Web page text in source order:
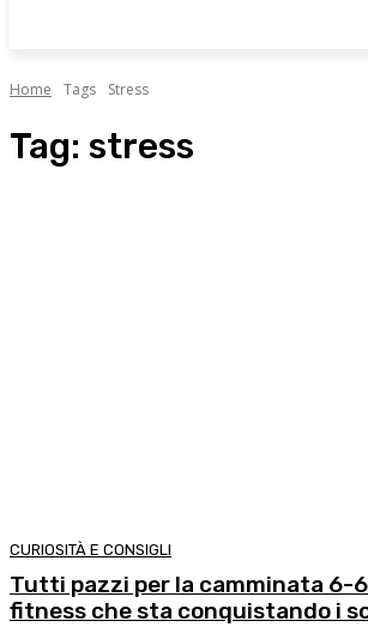
Home Tags Stress
Tag: stress
CURIOSITÀ E CONSIGLI
Tutti pazzi per la camminata 6-
fitness che sta conquistando i